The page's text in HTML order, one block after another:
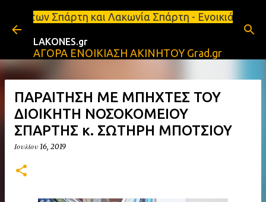
Μετάβαση στο κύριο περιεχόμενο
και Λακωνία Σπάρτη - Ενοικιάζεται
LAKONES.gr
ΑΓΟΡΑ ΕΝΟΙΚΙΑΣΗ ΑΚΙΝΗΤΟΥ Grad.gr
ΠΑΡΑΙΤΗΣΗ ΜΕ ΜΠΗΧΤΕΣ ΤΟΥ
ΔΙΟΙΚΗΤΗ ΝΟΣΟΚΟΜΕΙΟΥ
ΣΠΑΡΤΗΣ κ. ΣΩΤΗΡΗ ΜΠΟΤΣΙΟΥ
Ιουλίου 16, 2019